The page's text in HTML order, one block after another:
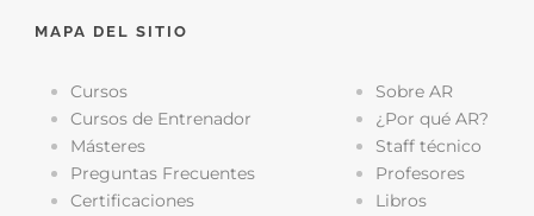
MAPA DEL SITIO
Cursos
Cursos de Entrenador
Másteres
Preguntas Frecuentes
Certificaciones
Sobre AR
¿Por qué AR?
Staff técnico
Profesores
Libros